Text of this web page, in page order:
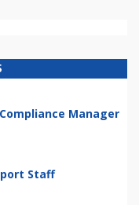
Manager
Staff